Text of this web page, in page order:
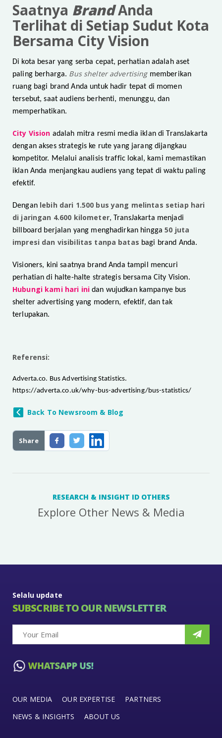
Share
Saatnya BrandAnda
Terlihat di Setiap Sudut Kota
Bersama City Vision
Di kota besar yang serba cepat, perhatian adalah aset
paling berharga. Bus shelter advertising memberikan
ruang bagi brand Anda untuk hadir tepat di momen
tersebut, saat audiens berhenti, menunggu, dan
memperhatikan.
City Vision adalah mitra resmi media iklan di TransJakarta
dengan akses strategis ke rute yang jarang dijangkau
kompetitor. Melalui analisis traffic lokal, kami memastikan
iklan Anda menjangkau audiens yang tepat di waktu paling
efektif.
Dengan lebih dari 1.500 bus yang melintas setiap hari
di jaringan 4.600 kilometer, TransJakarta menjadi
billboard berjalan yang menghadirkan hingga50 juta
impresi dan visibilitas tanpa batas bagi brand Anda.
Visioners, kini saatnya brand Anda tampil mencuri
perhatian di halte-halte strategis bersama City Vision.
Hubungi kami hari inidan wujudkan kampanye bus
shelter advertising yang modern, efektif, dan tak
terlupakan.
Referensi:
Adverta.co. Bus Advertising Statistics.
https://adverta.co.uk/why-bus-advertising/bus-statistics/
Back To Newsroom & Blog
RESEARCH & INSIGHT ID OTHERS
Explore Other News & Media
Selalu update
SUBSCRIBE TO OUR NEWSLETTER
OUR MEDIA OUR EXPERTISE
PARTNERS
NEWS & INSIGHTS
ABOUT US